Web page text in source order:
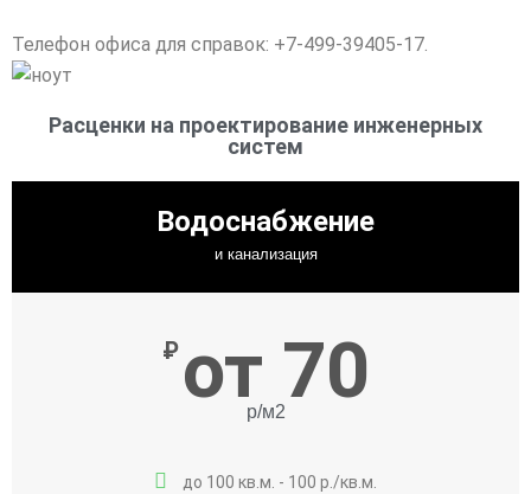
Телефон офиса для справок: +7-499-39405-17.
Расценки на проектирование инженерных
систем
Водоснабжение
и канализация
₽ от 70
р/м2
до 100 кв.м. - 100 р./кв.м.